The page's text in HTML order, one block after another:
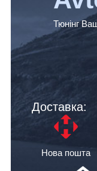
Тюнінг
Доставка:
Нова пошта